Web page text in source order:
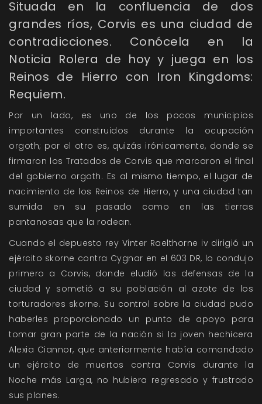
Situada en la confluencia de dos
grandes ríos, Corvis es una ciudad de
contradicciones. Conócela en la
Noticia Rolera de hoy y juega en los
Reinos de Hierro con Iron Kingdoms:
Requiem.
Por un lado, es uno de los pocos municipios
importantes construidos durante la ocupación
orgoth; por el otro es, quizás irónicamente, donde se
firmaron los Tratados de Corvis que marcaron el final
del gobierno orgoth. Es al mismo tiempo, el lugar de
nacimiento de los Reinos de Hierro, y una ciudad tan
sumida en su pasado como en las tierras
pantanosas que la rodean.
Cuando el depuesto rey Vinter Raelthorne iv dirigió un
ejército skorne contra Cygnar en el 603 DR, lo condujo
primero a Corvis, donde eludió las defensas de la
ciudad y sometió a su población al azote de los
torturadores skorne. Su control sobre la ciudad pudo
haberles proporcionado un punto de apoyo para
tomar gran parte de la nación si la joven hechicera
Alexia Ciannor, que anteriormente había comandado
un ejército de muertos contra Corvis durante la
Noche más Larga, no hubiera regresado y frustrado
sus planes.